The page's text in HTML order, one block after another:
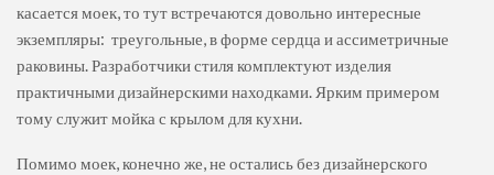
касается моек, то тут встречаются довольно интересные
экземпляры: треугольные, в форме сердца и ассиметричные
раковины. Разработчики стиля комплектуют изделия
практичными дизайнерскими находками. Ярким примером
тому служит мойка с крылом для кухни.
Помимо моек, конечно же, не остались без дизайнерского